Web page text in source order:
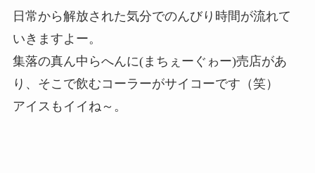
日常から解放された気分でのんびり時間が流れて
いきますよー。
集落の真ん中らへんに(まちぇーぐゎー)売店があ
り、そこで飲むコーラーがサイコーです（笑）
アイスもイイね～。